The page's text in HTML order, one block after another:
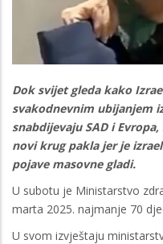
Dok svijet gleda kako
svakodnevnim ubijanjem
snabdijevaju SAD i
novi krug pakla jer je
pojave masovne gladi.
U subotu je Ministarstvo
marta 2025. najmanje 70
U svom izvještaju